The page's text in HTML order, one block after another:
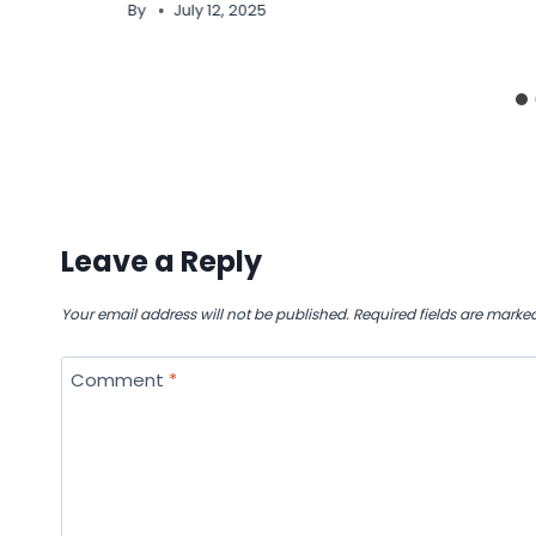
By July 12, 2025
Leave a Reply
Your email address will not be published. Required fields are
Comment *